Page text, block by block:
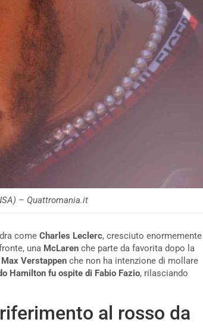
– Quattromania.it
come Charles Leclerc, cresciuto enormemente
una McLaren che parte da favorita dopo la
Max Verstappen che non ha intenzione di mollare
Hamilton fu ospite di Fabio Fazio, rilasciando
al rosso da